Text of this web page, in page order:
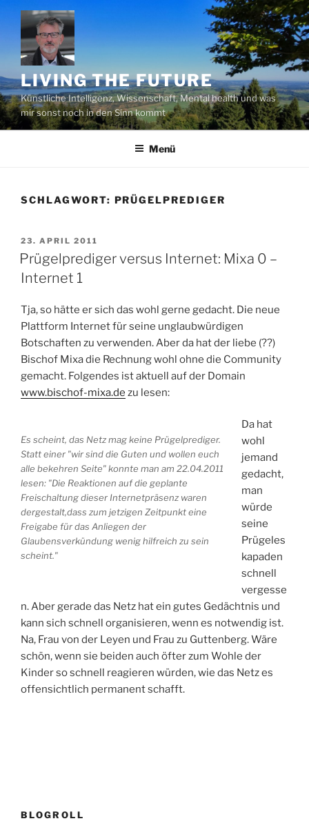
Zum
Inhalt
springen
LIVING THE FUTURE
Künstliche Intelligenz, Wissenschaft, Mental health und was
mir sonst noch in den Sinn kommt
Menü
SCHLAGWORT: PRÜGELPREDIGER
VERÖFFENTLICHT
AM
23. APRIL 2011
Prügelprediger versus Internet: Mixa 0 –
Internet 1
Tja, so hätte er sich das wohl gerne gedacht. Die neue
Plattform Internet für seine unglaubwürdigen
Botschaften zu verwenden. Aber da hat der liebe (??)
Bischof Mixa die Rechnung wohl ohne die Community
gemacht. Folgendes ist aktuell auf der Domain
www.bischof-mixa.de zu lesen:
Es scheint, das Netz mag keine Prügelprediger.
Statt einer "wir sind die Guten und wollen euch
alle bekehren Seite" konnte man am 22.04.2011
lesen: "Die Reaktionen auf die geplante
Freischaltung dieser Internetpräsenz waren
dergestalt,dass zum jetzigen Zeitpunkt eine
Freigabe für das Anliegen der
Glaubensverkündung wenig hilfreich zu sein
scheint."
Da hat
wohl
jemand
gedacht,
man
würde
seine
Prügeles
kapaden
schnell
vergesse
n. Aber gerade das Netz hat ein gutes Gedächtnis und
kann sich schnell organisieren, wenn es notwendig ist.
Na, Frau von der Leyen und Frau zu Guttenberg. Wäre
schön, wenn sie beiden auch öfter zum Wohle der
Kinder so schnell reagieren würden, wie das Netz es
offensichtlich permanent schafft.
BLOGROLL